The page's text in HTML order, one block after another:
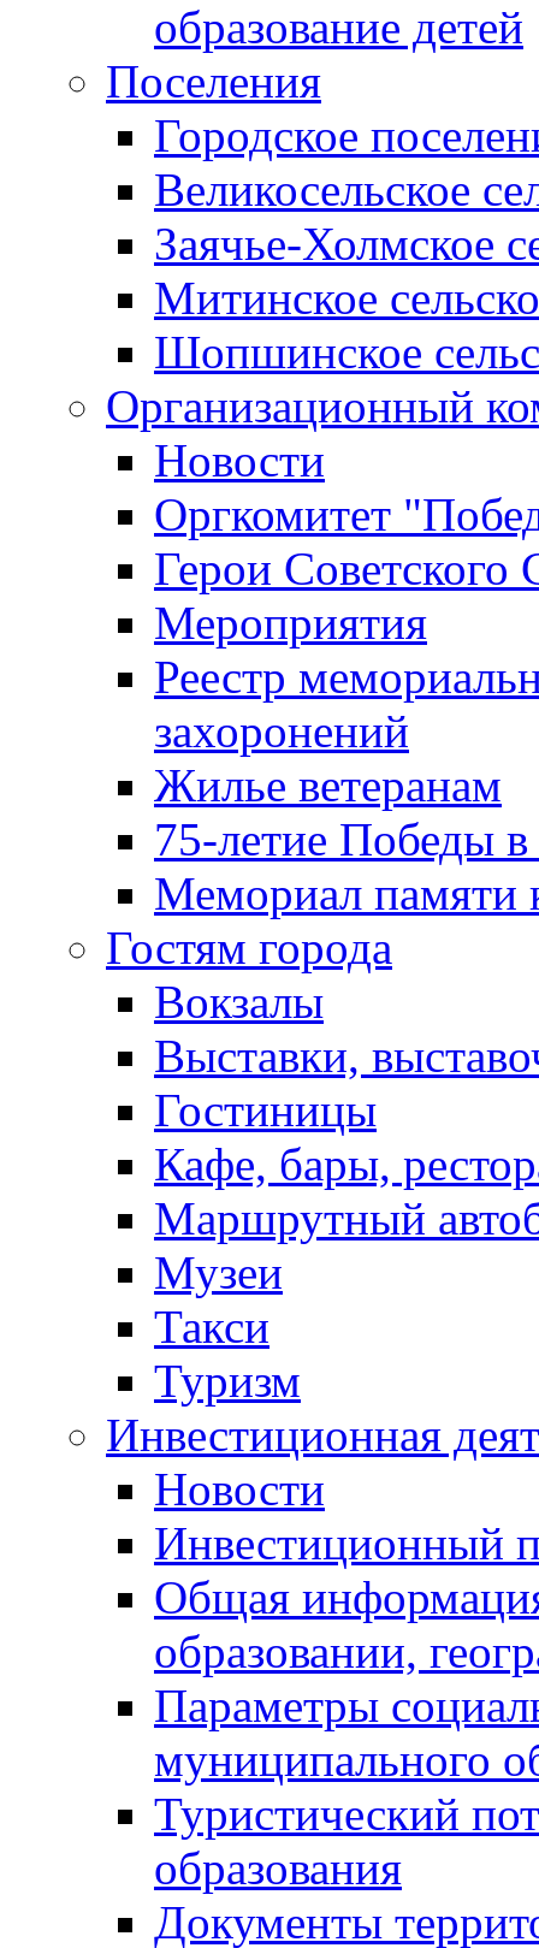
образование детей
Поселения
Городское
Великосельское
Заячье-Холмское
Митинское
Шопшинское
Организационный
Новости
Оргкомитет
Герои Советского
Мероприятия
Реестр
захоронений
Жилье ветеранам
75-летие Победы
Мемориал памяти
Гостям города
Вокзалы
Выставки,
Гостиницы
Кафе, бары,
Маршрутный
Музеи
Такси
Туризм
Инвестиционная
Новости
Инвестиционный
Общая
образовании,
Параметры
муниципального
Туристический
образования
Документы